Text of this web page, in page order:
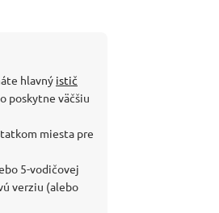
hlavný istič
poskytne väčšiu
miesta pre
5-vodičovej
verziu (alebo